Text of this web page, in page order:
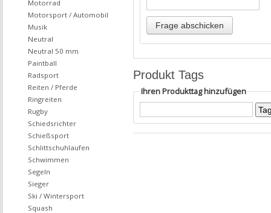
Produkt Tags
Ihren Produkttag hinzufügen
Motorrad
Motorsport / Automobil
Musik
Neutral
Neutral 50 mm
Paintball
Radsport
Reiten / Pferde
Ringreiten
Rugby
Schiedsrichter
Schießsport
Schlittschuhlaufen
Schwimmen
Segeln
Sieger
Ski / Wintersport
Squash